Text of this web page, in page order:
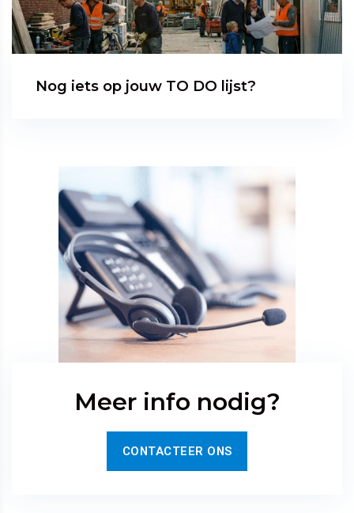
Nog iets op jouw TO DO lijst?
Meer info nodig?
CONTACTEER ONS